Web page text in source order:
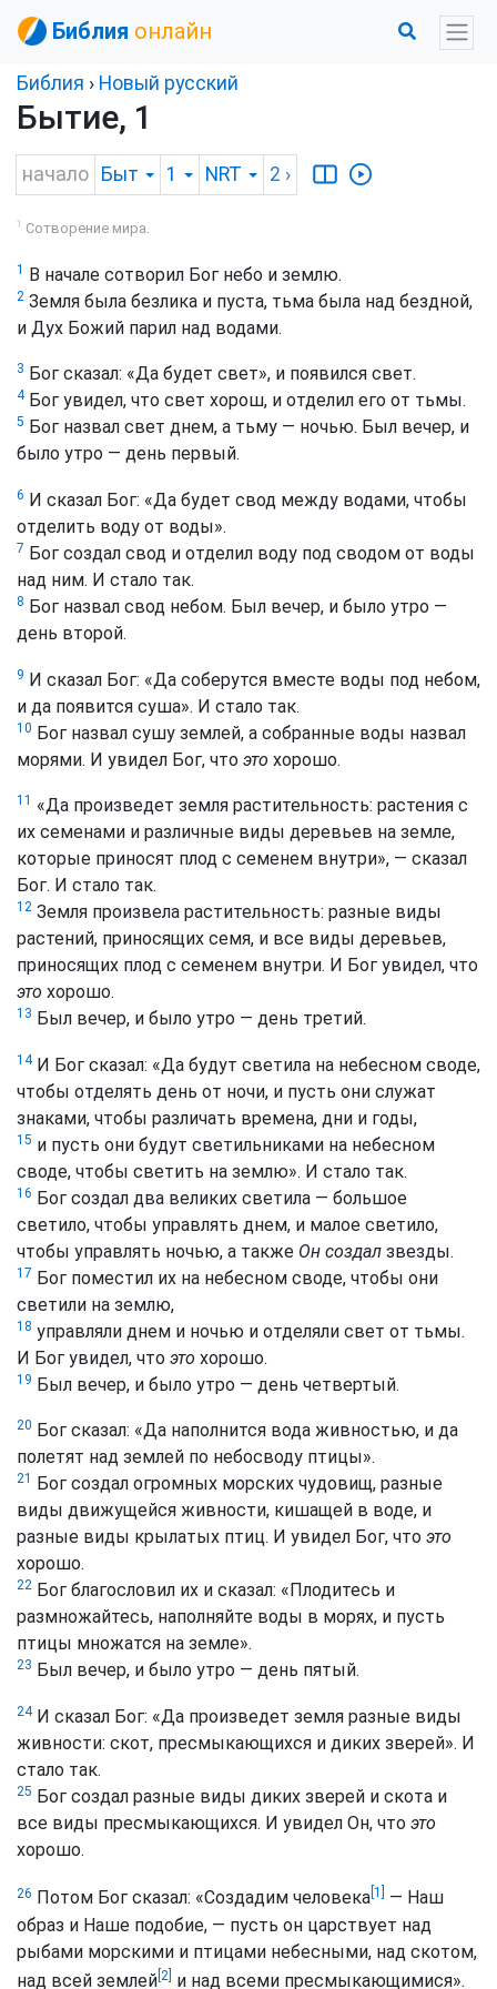
Библия онлайн
Библия › Новый русский
Бытие, 1
начало Быт 1 NRT 2 ›
1 Сотворение мира.
1 В начале сотворил Бог небо и землю.
2 Земля была безлика и пуста, тьма была над бездной,
и Дух Божий парил над водами.
3 Бог сказал: «Да будет свет», и появился свет.
4Бог увидел, что свет хорош, и отделил его от тьмы.
5 Бог назвал свет днем, а тьму — ночью. Был вечер, и
было утро — день первый.
6 И сказал Бог: «Да будет свод между водами, чтобы
отделить воду от воды».
7 Бог создал свод и отделил воду под сводом от воды
над ним. И стало так.
8 Бог назвал свод небом. Был вечер, и было утро —
день второй.
9 И сказал Бог: «Да соберутся вместе воды под небом,
и да появится суша». И стало так.
10 Бог назвал сушу землей, а собранные воды назвал
морями. И увидел Бог, что это хорошо.
11 «Да произведет земля растительность: растения с
их семенами и различные виды деревьев на земле,
которые приносят плод с семенем внутри», — сказал
Бог. И стало так.
12 Земля произвела растительность: разные виды
растений, приносящих семя, и все виды деревьев,
приносящих плод с семенем внутри. И Бог увидел, что
это хорошо.
13 Был вечер, и было утро — день третий.
14И Бог сказал: «Да будут светила на небесном своде,
чтобы отделять день от ночи, и пусть они служат
знаками, чтобы различать времена, дни и годы,
15 и пусть они будут светильниками на небесном
своде, чтобы светить на землю». И стало так.
16 Бог создал два великих светила — большое
светило, чтобы управлять днем, и малое светило,
чтобы управлять ночью, а также Он создал звезды.
17 Бог поместил их на небесном своде, чтобы они
светили на землю,
18 управляли днем и ночью и отделяли свет от тьмы.
И Бог увидел, что это хорошо.
19 Был вечер, и было утро — день четвертый.
20 Бог сказал: «Да наполнится вода живностью, и да
полетят над землей по небосводу птицы».
21
Бог создал огромных морских чудовищ, разные
виды движущейся живности, кишащей в воде, и
разные виды крылатых птиц. И увидел Бог, что это
хорошо.
22 Бог благословил их и сказал: «Плодитесь и
размножайтесь, наполняйте воды в морях, и пусть
птицы множатся на земле».
23 Был вечер, и было утро — день пятый.
24И сказал Бог: «Да произведет земля разные виды
живности: скот, пресмыкающихся и диких зверей». И
стало так.
25 Бог создал разные виды диких зверей и скота и
все виды пресмыкающихся. И увидел Он, что это
хорошо.
26 Потом Бог сказал: «Создадим человека [1]
— Наш
образ и Наше подобие, — пусть он царствует над
рыбами морскими и птицами небесными, над скотом,
над всей землей [2] и над всеми пресмыкающимися».